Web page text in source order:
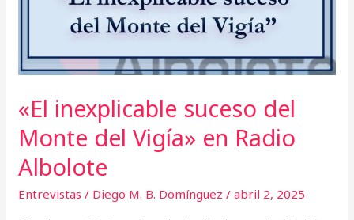
«El inexplicable suceso del
Monte del Vigía» en Radio
Albolote
Entrevistas / Diego M. B. Domínguez/abril 2, 2025